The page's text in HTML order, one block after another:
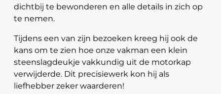
dichtbij te bewonderen en alle details in zich op
te nemen.
Tijdens een van zijn bezoeken kreeg hij ook de
kans om te zien hoe onze vakman een klein
steenslagdeukje vakkundig uit de motorkap
verwijderde. Dit precisiewerk kon hij als
liefhebber zeker waarderen!